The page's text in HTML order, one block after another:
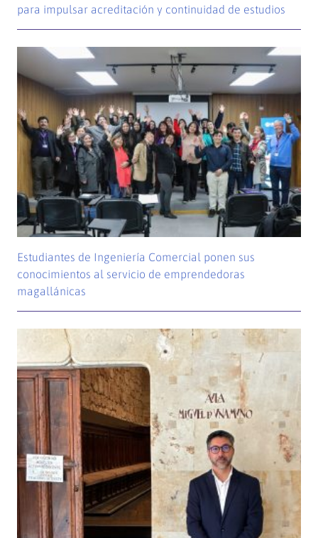
para impulsar acreditación y continuidad de estudios
Estudiantes de Ingeniería Comercial ponen sus
conocimientos al servicio de emprendedoras
magallánicas